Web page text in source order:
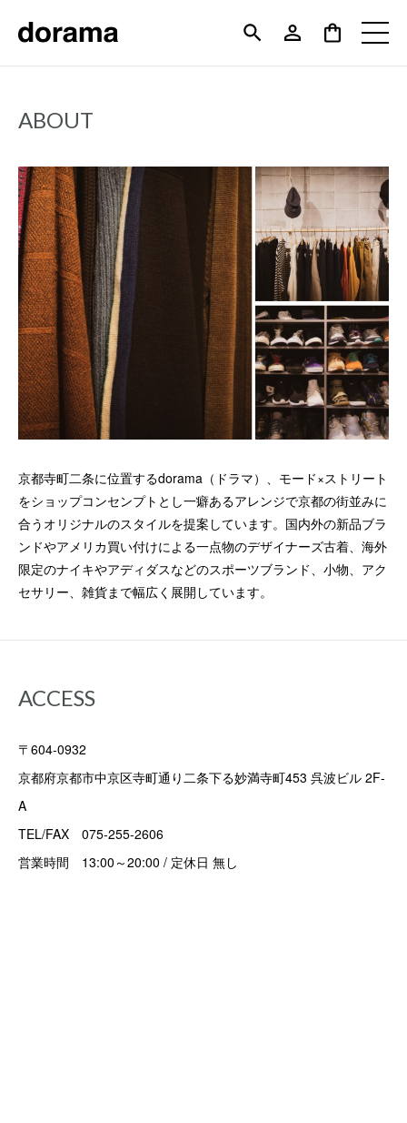
ABOUT
京都寺町二条に位置するdorama（ドラマ）、 モード×ストリート
をショップコンセンプトとし一癖あるアレンジで京都の街並みに
合うオリジナルのスタイルを提案しています。 国内外の新品ブラ
ンドやアメリカ買い付けによる一点物のデザイナーズ古着、 海外
限定のナイキやアディダスなどのスポーツブランド、 小物、アク
セサリー、雑貨まで幅広く展開しています。
ACCESS
〒604-0932
京都府京都市中京区寺町通り二条下る妙満寺町453 呉波ビル 2F-
A
TEL/FAX 075-255-2606
営業時間 13:00～20:00 / 定休日 無し